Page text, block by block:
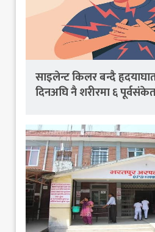
साइलेन्ट किलर बन्दै
दिनअघि नै शरीरमा ६